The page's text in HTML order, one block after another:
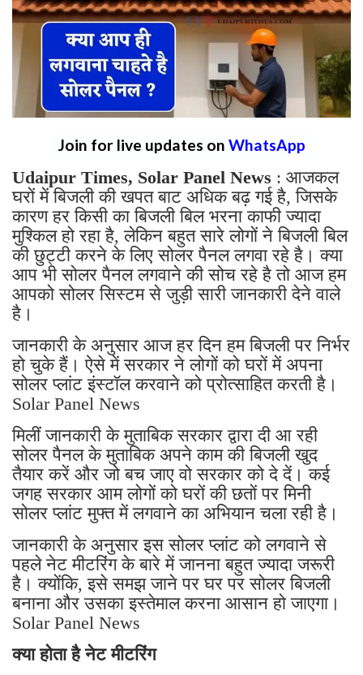
Join for live updates on WhatsApp
Udaipur Times, Solar Panel News : आजकल
घरों में बिजली की खपत बाट अधिक बढ़ गई है, जिसके
कारण हर किसी का बिजली बिल भरना काफी ज्यादा
मुश्किल हो रहा है, लेकिन बहुत सारे लोगों ने बिजली बिल
की छुट्टी करने के लिए सोलर पैनल लगवा रहे है। क्या
आप भी सोलर पैनल लगवाने की सोच रहे है तो आज हम
आपको सोलर सिस्टम से जुड़ी सारी जानकारी देने वाले
है।
जानकारी के अनुसार आज हर दिन हम बिजली पर निर्भर
हो चुके हैं। ऐसे में सरकार ने लोगों को घरों में अपना
सोलर प्लांट इंस्टॉल करवाने को प्रोत्साहित करती है।
Solar Panel News
मिलीं जानकारी के मुताबिक सरकार द्वारा दी आ रही
सोलर पैनल के मुताबिक अपने काम की बिजली खुद
तैयार करें और जो बच जाए वो सरकार को दे दें। कई
जगह सरकार आम लोगों को घरों की छतों पर मिनी
सोलर प्लांट मुफ्त में लगवाने का अभियान चला रही है।
जानकारी के अनुसार इस सोलर प्लांट को लगवाने से
पहले नेट मीटरिंग के बारे में जानना बहुत ज्यादा जरूरी
है। क्योंकि, इसे समझ जाने पर घर पर सोलर बिजली
बनाना और उसका इस्तेमाल करना आसान हो जाएगा।
Solar Panel News
क्या होता है नेट मीटरिंग